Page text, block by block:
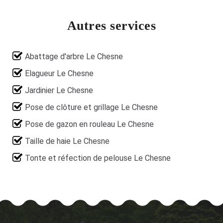
Autres services
Abattage d'arbre Le Chesne
Elagueur Le Chesne
Jardinier Le Chesne
Pose de clôture et grillage Le Chesne
Pose de gazon en rouleau Le Chesne
Taille de haie Le Chesne
Tonte et réfection de pelouse Le Chesne